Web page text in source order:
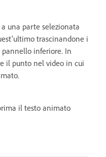
una parte selezionata
trascinandone i
inferiore. In
il punto nel video in cui
il testo animato